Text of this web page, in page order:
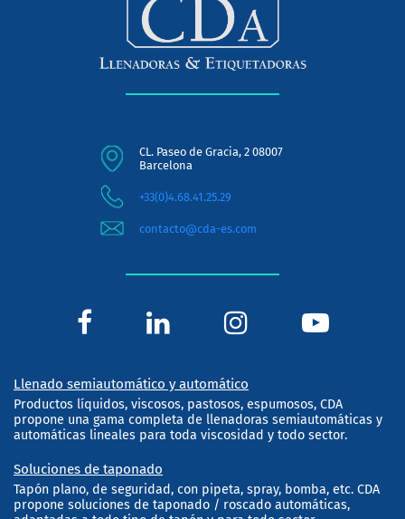
CL. Paseo de Gracia, 2 08007
Barcelona
+33(0)4.68.41.25.29
contacto@cda-es.com
Llenado semiautomático y automático
Productos líquidos, viscosos, pastosos, espumosos, CDA
propone una gama completa de llenadoras semiautomáticas y
automáticas lineales para toda viscosidad y todo sector.
Soluciones de taponado
Tapón plano, de seguridad, con pipeta, spray, bomba, etc. CDA
propone soluciones de taponado / roscado automáticas,